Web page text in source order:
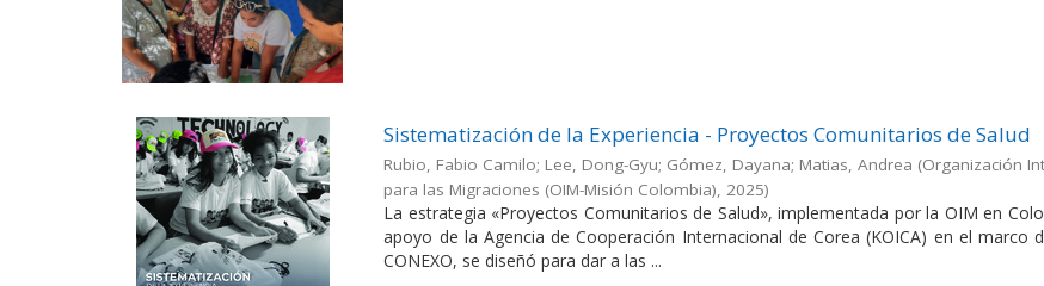
Sistematización de la Experiencia - Proyectos Comunitarios de Salud
Rubio, Fabio Camilo; Lee, Dong-Gyu; Gómez, Dayana; Matias, Andrea (Organización
para las Migraciones (OIM-Misión Colombia) 2025)
La estrategia «Proyectos Comunitarios de Salud», implementada por la OIM en
apoyo de la Agencia de Cooperación Internacional de Corea (KOICA) en el marco
CONEXO, se diseñó para dar a las ...